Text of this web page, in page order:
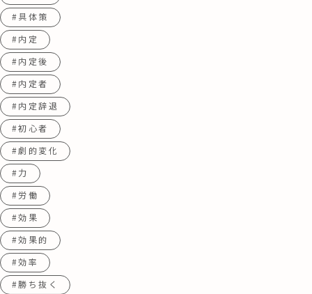
#具体策
#内定
#内定後
#内定者
#内定辞退
#初心者
#劇的変化
#力
#労働
#効果
#効果的
#効率
#勝ち抜く